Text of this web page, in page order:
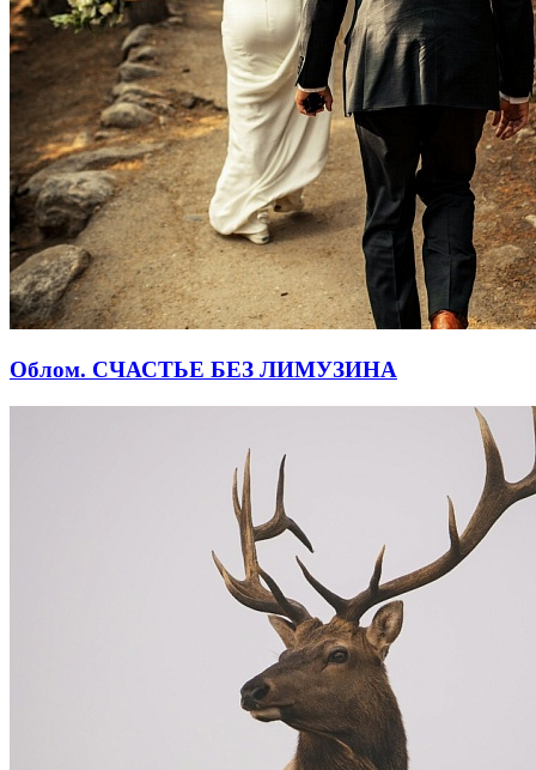
Облом. СЧАСТЬЕ БЕЗ ЛИМУЗИНА